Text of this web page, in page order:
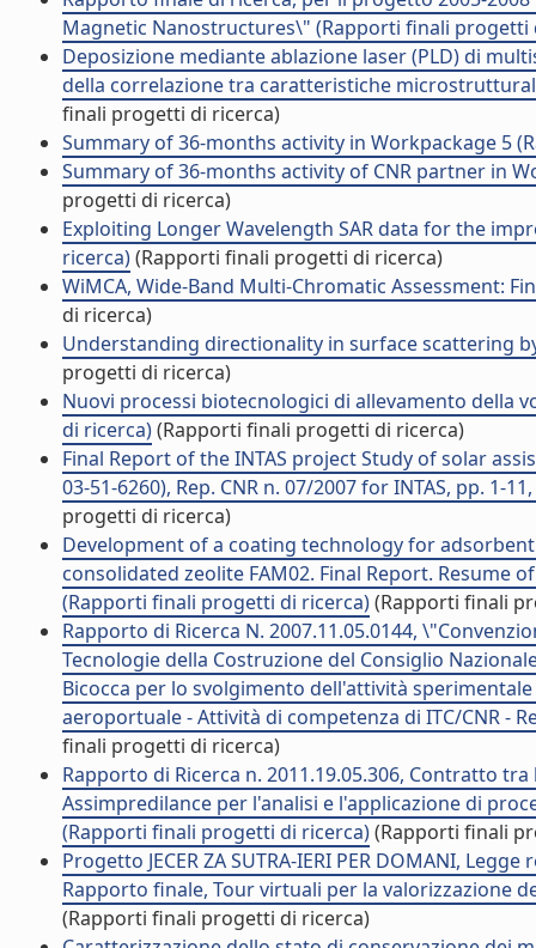
Magnetic Nanostructures\" (Rapporti finali progetti
Deposizione mediante ablazione laser (PLD) di
della correlazione tra caratteristiche
finali progetti di ricerca)
Summary of 36-months activity in Workpackage 5
Summary of 36-months activity of CNR partner in
progetti di ricerca)
Exploiting Longer Wavelength SAR data for the
ricerca)(Rapporti finali progetti di ricerca)
WiMCA, Wide-Band Multi-Chromatic Assessment:
di ricerca)
Understanding directionality in surface scattering
progetti di ricerca)
Nuovi processi biotecnologici di allevamento della
di ricerca)(Rapporti finali progetti di ricerca)
Final Report of the INTAS project Study of solar
03-51-6260), Rep. CNR n. 07/2007 for INTAS, pp.
progetti di ricerca)
Development of a coating technology for
consolidated zeolite FAM02. Final Report. Resume
(Rapporti finali progetti di ricerca)(Rapporti finali
Rapporto di Ricerca N. 2007.11.05.0144,
Tecnologie della Costruzione del Consiglio
Bicocca per lo svolgimento dell'attività
aeroportuale - Attività di competenza di ITC/CNR -
finali progetti di ricerca)
Rapporto di Ricerca n. 2011.19.05.306, Contratto
Assimpredilance per l'analisi e l'applicazione di
(Rapporti finali progetti di ricerca)(Rapporti finali
Progetto JECER ZA SUTRA-IERI PER DOMANI,
Rapporto finale, Tour virtuali per la valorizzazione
(Rapporti finali progetti di ricerca)